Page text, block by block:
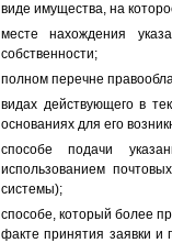
виде имущества, на
месте нахождения
собственности;
полном перечне
видах действующего в
основаниях для его
способе подачи
использованием
системы);
способе, который более
факте принятия заявки и